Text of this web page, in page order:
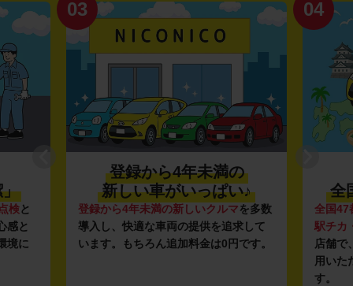
」
検と
感と
境に
03
登録から4年未満の
新しい車がいっぱい♪
登録から4年未満の新しいクルマを多数
導入し、快適な車両の提供を追求して
います。もちろん追加料金は0円です。
04
全
全国47
駅チカ
店舗で
用いた
す。